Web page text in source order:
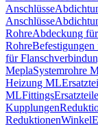
Anschlüsse
Anschlüsse
RohreAbdeckung
RohreBefestigungen
für
MeplaSystemrohre
Heizung ML
MLFittings
Kupplungen
ReduktionenWinkel